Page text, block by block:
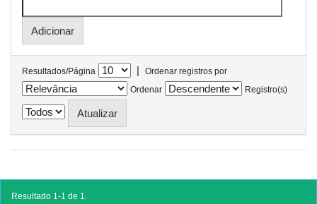
Resultados/Página |
Ordenar registros por
Ordenar
Registro(s)
Resultado 1-1 de 1.